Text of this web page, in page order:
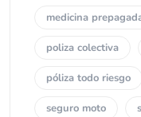
medicina
poliza colectiva
póliza todo riesgo
seguro moto